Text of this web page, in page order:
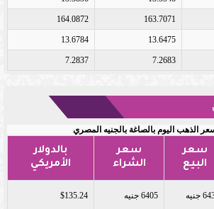
163.7071
164.0872
13.6475
13.6784
7.2683
7.2837
الذهب اليوم بالصاغة بالجنيه المصري
سعر
البيع
سعر
الشراء
بالدولار
الأمريكي
جنيه 6405 جنيه $135.24